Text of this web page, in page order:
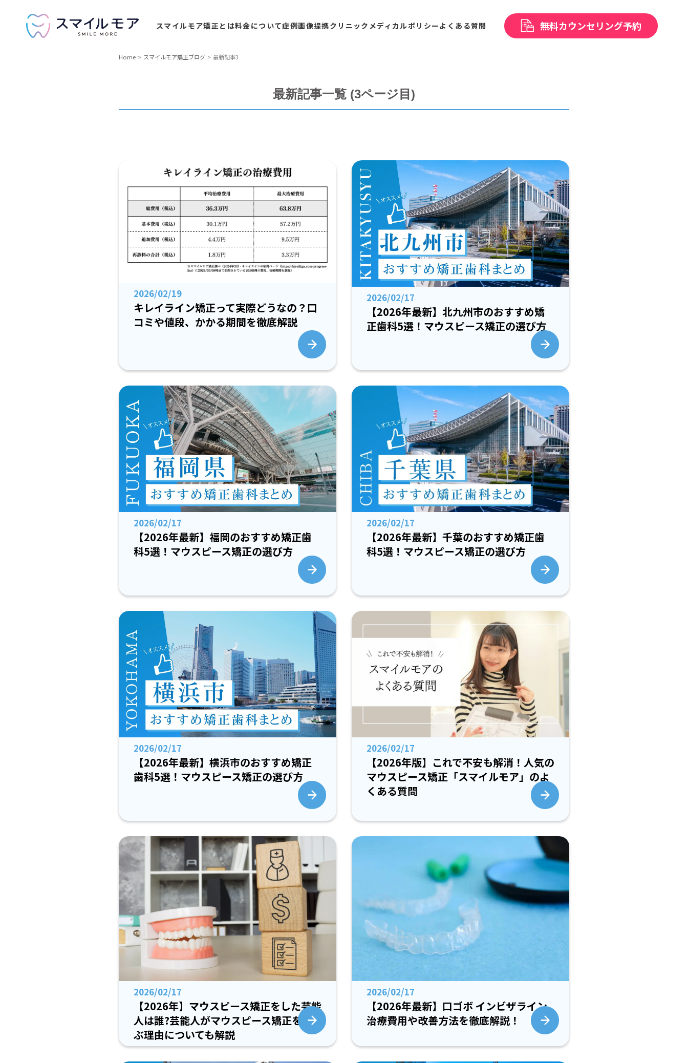
スマイルモア矯正とは料金について症例画像提携クリニック メディカルポリシーよくある質問 無料カウンセリング予約
Home スマイルモア矯正ブログ 最新記事3
最新記事一覧 (3ページ目)
2026/02/19
キレイライン矯正って実際どうなの？口
コミや値段、かかる期間を徹底解説
2026/02/17
【2026年最新】北九州市のおすすめ矯
正歯科5選！マウスピース矯正の選び方
2026/02/17
【2026年最新】福岡のおすすめ矯正歯
科5選！マウスピース矯正の選び方
2026/02/17
【2026年最新】千葉のおすすめ矯正歯
科5選！マウスピース矯正の選び方
2026/02/17
【2026年最新】横浜市のおすすめ矯正
歯科5選！マウスピース矯正の選び方
2026/02/17
【2026年版】これで不安も解消！人気の
マウスピース矯正「スマイルモア」のよ
くある質問
2026/02/17
【2026年】マウスピース矯正をした芸能
人は誰?芸能人がマウスピース矯正を選
ぶ理由についても解説
2026/02/17
【2026年最新】口ゴボ インビザライン
治療費用や改善方法を徹底解説！